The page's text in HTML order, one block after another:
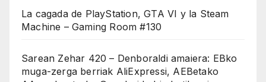
La cagada de PlayStation, GTA VI y la Steam
Machine – Gaming Room #130
Sarean Zehar 420 – Denboraldi amaiera: EBko
muga-zerga berriak AliExpressi, AEBetako